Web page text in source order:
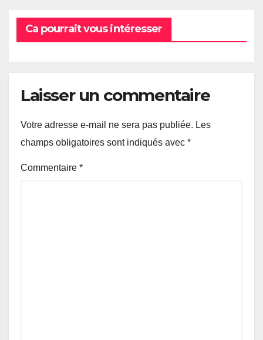
Ca pourrait vous intéresser
Laisser un commentaire
Votre adresse e-mail ne sera pas publiée. Les
champs obligatoires sont indiqués avec *
Commentaire *